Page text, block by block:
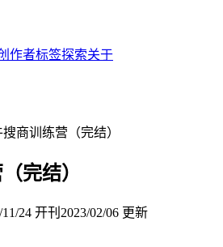
作者标签探索关于
商训练营（完结）
完结）
11/24 开刊 2023/02/06 更新